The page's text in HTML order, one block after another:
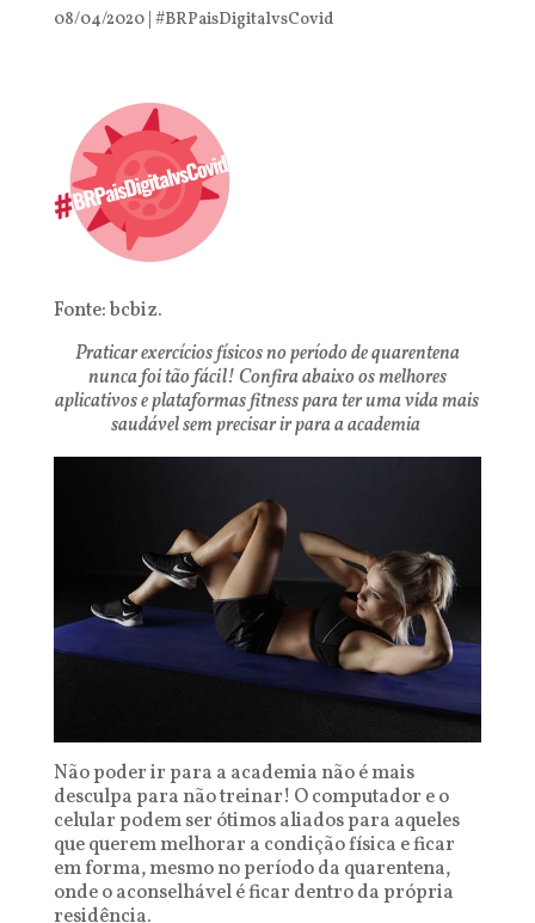
08/04/2020| #BRPaisDigitalvsCovid
Fonte: bcbiz.
Praticar exercícios físicos no período de quarentena
nunca foi tão fácil! Confira abaixo os melhores
aplicativos e plataformas fitness para ter uma vida mais
saudável sem precisar ir para a academia
Não poder ir para a academia não é mais
desculpa para não treinar! O computador e o
celular podem ser ótimos aliados para aqueles
que querem melhorar a condição física e ficar
em forma, mesmo no período da quarentena,
onde o aconselhável é ficar dentro da própria
residência.